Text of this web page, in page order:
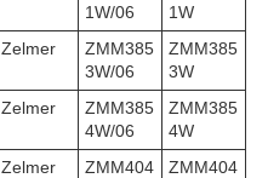
1W/06
1W
Zelmer
ZMM385
3W/06
ZMM385
3W
Zelmer
ZMM385
4W/06
ZMM385
4W
Zelmer
ZMM404
ZMM404